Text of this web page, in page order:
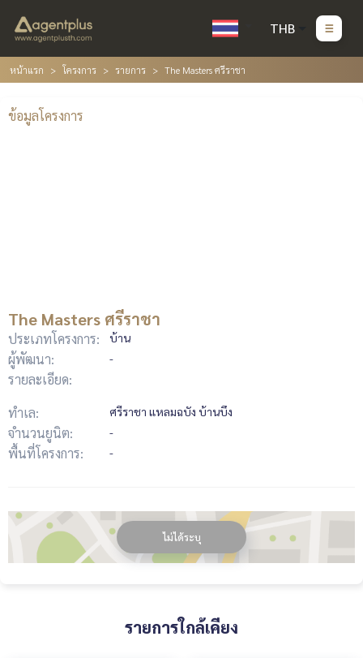
THB
หน้าแรก โครงการ รายการ The Masters ศรีราชา
ข้อมูลโครงการ
The Masters ศรีราชา
ประเภทโครงการ: บ้าน
ผู้พัฒนา: -
รายละเอียด:
ทำเล:
ศรีราชา แหลมฉบัง บ้านบึง
จำนวนยูนิต: -
พื้นที่โครงการ: -
ไม่ได้ระบุ
รายการใกล้เคียง